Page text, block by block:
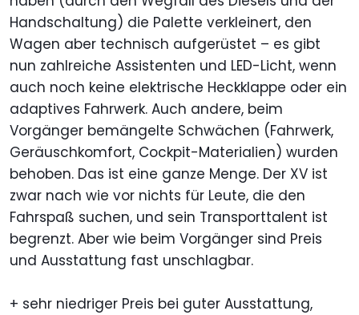
Handschaltung) die Palette verkleinert, den
Wagen aber technisch aufgerüstet – es gibt
nun zahlreiche Assistenten und LED-Licht, wenn
auch noch keine elektrische Heckklappe oder ein
adaptives Fahrwerk. Auch andere, beim
Vorgänger bemängelte Schwächen (Fahrwerk,
Geräuschkomfort, Cockpit-Materialien) wurden
behoben. Das ist eine ganze Menge. Der XV ist
zwar nach wie vor nichts für Leute, die den
Fahrspaß suchen, und sein Transporttalent ist
begrenzt. Aber wie beim Vorgänger sind Preis
und Ausstattung fast unschlagbar.
+ sehr niedriger Preis bei guter Ausstattung,